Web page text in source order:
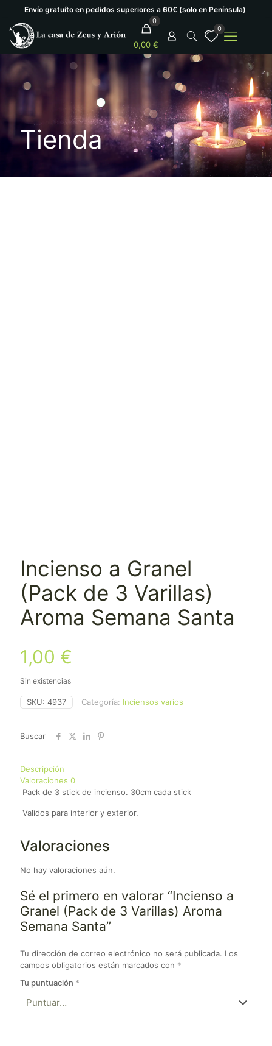
Envío gratuíto en pedidos superiores a 60€ (solo en Península)
0
0,00 €
0
Tienda
Incienso a Granel
(Pack de 3 Varillas)
Aroma Semana Santa
1,00 €
Sin existencias
SKU: 4937 Categoría: Inciensos varios
Buscar
Descripción
Valoraciones 0
Pack de 3 stick de incienso. 30cm cada stick
Validos para interior y exterior.
Valoraciones
No hay valoraciones aún.
Sé el primero en valorar “Incienso a
Granel (Pack de 3 Varillas) Aroma
Semana Santa”
Tu dirección de correo electrónico no será publicada. Los
campos obligatorios están marcados con *
Tu puntuación *